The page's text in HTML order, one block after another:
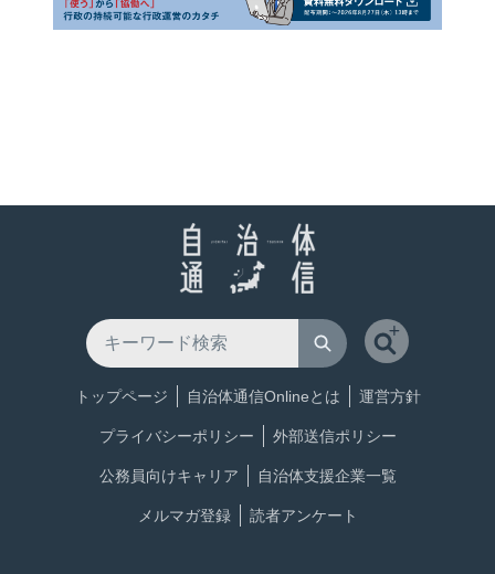
トップページ 自治体通信Onlineとは 運営方針
プライバシーポリシー 外部送信ポリシー
公務員向けキャリア 自治体支援企業一覧
メルマガ登録 読者アンケート